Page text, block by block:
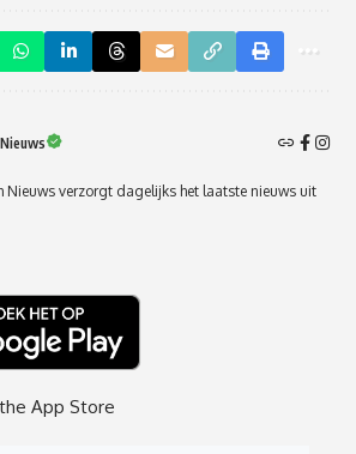
Nieuws verzorgt dagelijks het laatste nieuws uit